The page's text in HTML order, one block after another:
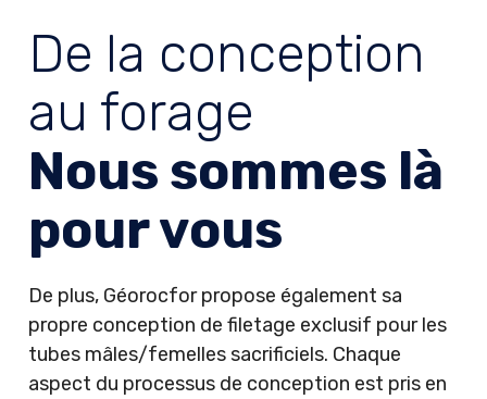
De la conception
au forage
Nous sommes là
pour vous
De plus, Géorocfor propose également sa
propre conception de filetage exclusif pour les
tubes mâles/femelles sacrificiels. Chaque
aspect du processus de conception est pris en